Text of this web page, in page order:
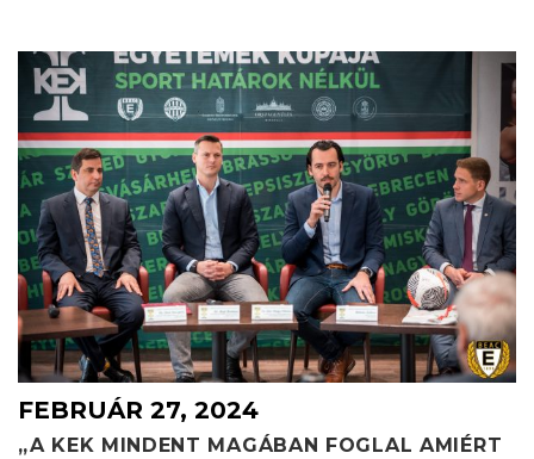
FEBRUÁR 27, 2024
„A KEK MINDENT MAGÁBAN FOGLAL AMIÉRT